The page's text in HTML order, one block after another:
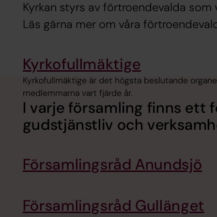
Kyrkan styrs av förtroendevalda som
Läs gärna mer om våra
Kyrkofullmäktige
Kyrkofullmäktige är det högsta beslutande
medlemmarna vart fjärde år.
I varje församling finns ett
gudstjänstliv och
Församlingsråd Anundsjö
Församlingsråd Gullänget